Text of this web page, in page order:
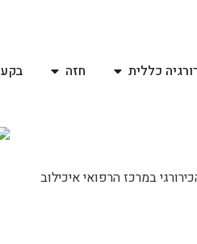
כללית חזה בקע
במרכז הרפואי איכילוב